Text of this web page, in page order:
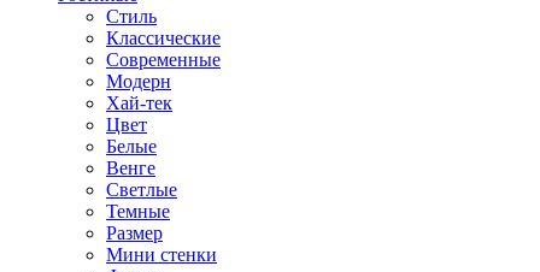
Стиль
Классические
Современные
Модерн
Хай-тек
Цвет
Белые
Венге
Светлые
Темные
Размер
Мини стенки